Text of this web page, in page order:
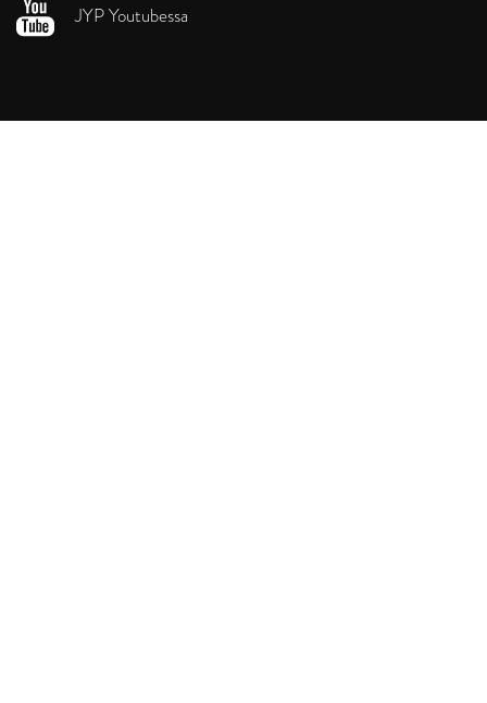
JYP Youtubessa